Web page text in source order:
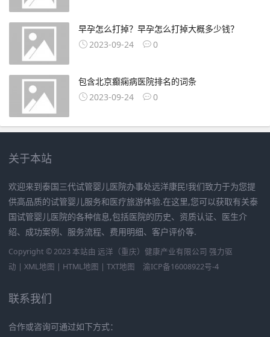
早孕怎么打掉？早孕怎么打掉大概多少钱？
2023-09-24
0
包含北京癫痫病医院排名的词条
2023-09-24
0
关于本站
欢迎来到泰国三代试管婴儿医院办事处远洋康民!我们致力于为您提
供高品质的试管婴儿服务和医疗旅游体验.在这里,您可以获取有关泰
国试管婴儿医院的各种信息,包括医院的历史、资质认证、医生介
绍、成功案例、服务流程、费用明细、客户评价等.
Copyright © 2023 本站由 远洋（重庆）健康产业有限公司 强力驱
动 | XML地图 | HTML地图 | TXT地图 渝ICP备16008922号-4
联系我们
合作或咨询可通过如下方式：